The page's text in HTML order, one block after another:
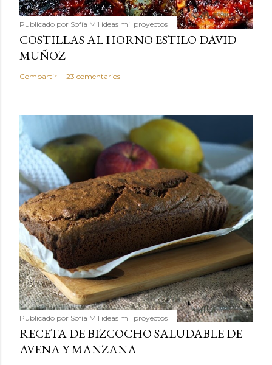
Publicado por Sofía Mil ideas mil proyectos
COSTILLAS AL HORNO ESTILO DAVID
MUÑOZ
Compartir 23 comentarios
Publicado por Sofía Mil ideas mil proyectos
RECETA DE BIZCOCHO SALUDABLE DE
AVENA Y MANZANA